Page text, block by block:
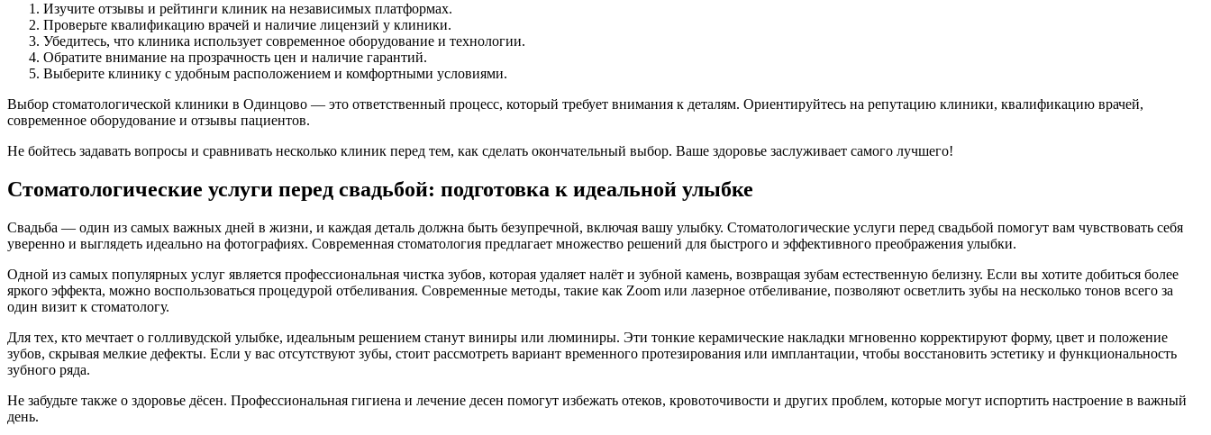
Изучите отзывы и рейтинги клиник на независимых платформах.
Проверьте квалификацию врачей и наличие лицензий у клиники.
Убедитесь, что клиника использует современное оборудование и технологии.
Обратите внимание на прозрачность цен и наличие гарантий.
Выберите клинику с удобным расположением и комфортными условиями.
Выбор стоматологической клиники в Одинцово — это ответственный процесс, который требует внимания к деталям. Ориентируйтесь на репутацию клиники, квалификацию врачей,
современное оборудование и отзывы пациентов.
Не бойтесь задавать вопросы и сравнивать несколько клиник перед тем, как сделать окончательный выбор. Ваше здоровье заслуживает самого лучшего!
Стоматологические услуги перед свадьбой: подготовка к идеальной улыбке
Свадьба — один из самых важных дней в жизни, и каждая деталь должна быть безупречной, включая вашу улыбку. Стоматологические услуги перед свадьбой помогут вам чувствовать себя
уверенно и выглядеть идеально на фотографиях. Современная стоматология предлагает множество решений для быстрого и эффективного преображения улыбки.
Одной из самых популярных услуг является профессиональная чистка зубов, которая удаляет налёт и зубной камень, возвращая зубам естественную белизну. Если вы хотите добиться более
яркого эффекта, можно воспользоваться процедурой отбеливания. Современные методы, такие как Zoom или лазерное отбеливание, позволяют осветлить зубы на несколько тонов всего за
один визит к стоматологу.
Для тех, кто мечтает о голливудской улыбке, идеальным решением станут виниры или люминиры. Эти тонкие керамические накладки мгновенно корректируют форму, цвет и положение
зубов, скрывая мелкие дефекты. Если у вас отсутствуют зубы, стоит рассмотреть вариант временного протезирования или имплантации, чтобы восстановить эстетику и функциональность
зубного ряда.
Не забудьте также о здоровье дёсен. Профессиональная гигиена и лечение десен помогут избежать отеков, кровоточивости и других проблем, которые могут испортить настроение в важный
день.